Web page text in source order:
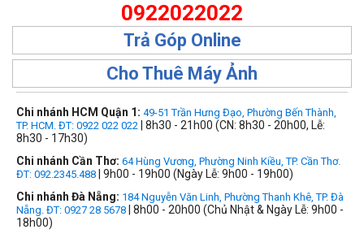
0922022022
Trả Góp Online
Cho Thuê Máy Ảnh
Chi nhánh HCM Quận 1: 49-51 Trần Hưng Đạo, Phường Bến Thành,
TP. HCM. ĐT: 0922 022 022 | 8h30 - 21h00 (CN: 8h30 - 20h00, Lễ:
8h30 - 17h30)
Chi nhánh Cần Thơ: 64 Hùng Vương, Phường Ninh Kiều, TP. Cần Thơ.
ĐT: 092.2345.488 | 9h00 - 19h00 (Ngày Lễ: 9h00 - 19h00)
Chi nhánh Đà Nẵng: 184 Nguyễn Văn Linh, Phường Thanh Khê, TP. Đà
Nẵng. ĐT: 0927 28 5678 | 8h00 - 20h00 (Chủ Nhật & Ngày Lễ: 9h00 -
18h00)